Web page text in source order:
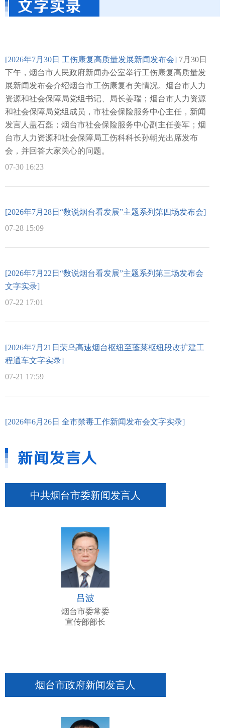
[2026年7月30日 工伤康复高质量发展新闻发布会] 7月30日
下午，烟台市人民政府新闻办公室举行工伤康复高质量发
展新闻发布会介绍烟台市工伤康复有关情况。烟台市人力
资源和社会保障局党组书记、局长姜瑞；烟台市人力资源
和社会保障局党组成员，市社会保险服务中心主任，新闻
发言人盖石磊；烟台市社会保险服务中心副主任姜军；烟
台市人力资源和社会保障局工伤科科长孙朝光出席发布
会，并回答大家关心的问题。
07-30 16:23
[2026年7月28日“数说烟台看发展”主题系列第四场发布会]
07-28 15:09
[2026年7月22日“数说烟台看发展”主题系列第三场发布会
文字实录]
07-22 17:01
[2026年7月21日荣乌高速烟台枢纽至蓬莱枢纽段改扩建工
程通车文字实录]
07-21 17:59
[2026年6月26日 全市禁毒工作新闻发布会文字实录]
[2026年5月18日“开局起步‘十五五’”专题新闻发布会文字实
市政府新闻办公室于2026年5月18日召开“开局起步‘十
五五’”专题新闻发布会，邀请了烟台市委副书记、市人民
彬；烟台市政协副主席，市发展改革委党组书记、主任王
松杰；烟台市商务局党组书记、局长杨东霖，介绍相关情
况，并回答记者朋友们关心的问题。
[2026年5月14日“抓落实 开新局”主题系列新闻发布会文字
党组成员、副局长吴晨光；烟台市农业农村局党组成员、
副局长王永刚；烟台市农业农村局党组成员、副局长宫本
中共烟台市委新闻发言人
吕波
烟台市委常委
宣传部部长
烟台市政府新闻发言人